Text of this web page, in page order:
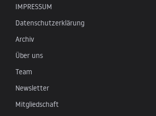
IMPRESSUM
Datenschutzerklärung
Archiv
Über uns
Team
Newsletter
Mitgliedschaft